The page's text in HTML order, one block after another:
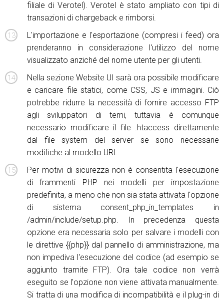
filiale di Verotel). Verotel è stato ampliato con tipi di
transazioni di chargeback e rimborsi.
L'importazione e l'esportazione (compresi i feed) ora
prenderanno in considerazione l'utilizzo del nome
visualizzato anziché del nome utente per gli utenti.
Nella sezione Website UI sarà ora possibile modificare
e caricare file statici, come CSS, JS e immagini. Ciò
potrebbe ridurre la necessità di fornire accesso FTP
agli sviluppatori di temi, tuttavia è comunque
necessario modificare il file .htaccess direttamente
dal file system del server se sono necessarie
modifiche al modello URL.
Per motivi di sicurezza non è consentita l'esecuzione
di frammenti PHP nei modelli per impostazione
predefinita, a meno che non sia stata attivata l'opzione
di sistema consent_php_in_templates in
/admin/include/setup.php. In precedenza questa
opzione era necessaria solo per salvare i modelli con
le direttive {{php}} dal pannello di amministrazione, ma
non impediva l'esecuzione del codice (ad esempio se
aggiunto tramite FTP). Ora tale codice non verrà
eseguito se l'opzione non viene attivata manualmente.
Si tratta di una modifica di incompatibilità e il plug-in di